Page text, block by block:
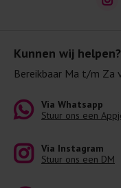
Kunnen wij helpen?
Bereikbaar Ma t/m
Via Whatsapp
Stuur ons een
Via Instagram
Stuur ons een DM